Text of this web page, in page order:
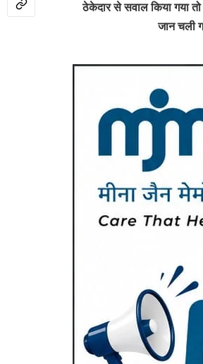
ठेकेदार से सवाल किया गया
जान चली